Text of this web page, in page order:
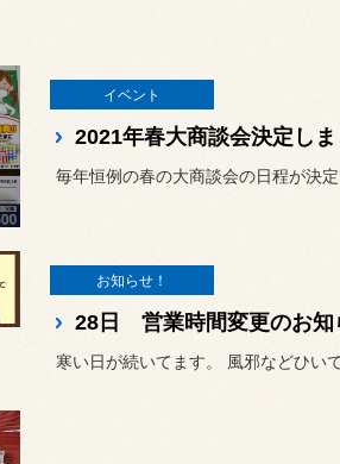
イベント
毎年恒例の春の大商談会の日程が決
お知らせ！
28日 営業時間変更のお知
寒い日が続いてます。 風邪などひい